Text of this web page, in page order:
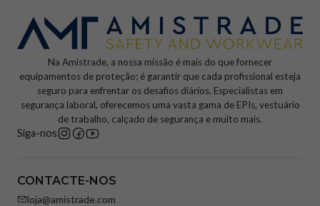
Na Amistrade, a nossa missão é mais do que fornecer
equipamentos de proteção; é garantir que cada profissional esteja
seguro para enfrentar os desafios diários. Especialistas em
segurança laboral, oferecemos uma vasta gama de EPIs, vestuário
de trabalho, calçado de segurança e muito mais.
Siga-nos
CONTACTE-NOS
loja@amistrade.com